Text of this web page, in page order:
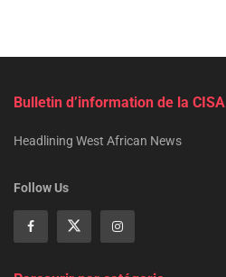
Bulletin d’information de la CISA
Headlining West African News
Follow Us